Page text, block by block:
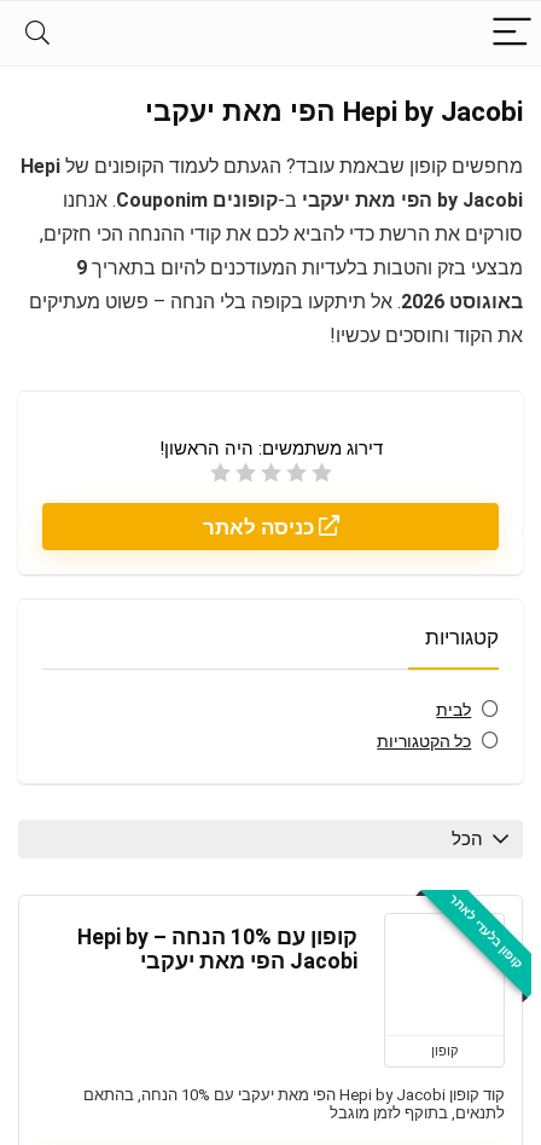
Hepi by Jacobi הפי מאת יעקבי
מחפשים קופון שבאמת עובד? הגעתם לעמוד הקופונים של Hepi
by Jacobi הפי מאת יעקבי
ב-קופונים Couponim
. אנחנו
סורקים את הרשת כדי להביא לכם את קודי ההנחה הכי חזקים,
מבצעי בזק והטבות בלעדיות המעודכנים להיום בתאריך 9
באוגוסט 2026
. אל תיתקעו בקופה בלי הנחה – פשוט מעתיקים
את הקוד וחוסכים עכשיו!
דירוג משתמשים: היה הראשון!
כניסה לאתר
קטגוריות
לבית
כל הקטגוריות
הכל
קופון בלעדי לאתר
קופון
קופון עם 10% הנחה – Hepi by
Jacobi הפי מאת יעקבי
קוד קופון Hepi by Jacobi הפי מאת יעקבי עם 10% הנחה, בהתאם
לתנאים, בתוקף לזמן מוגבל